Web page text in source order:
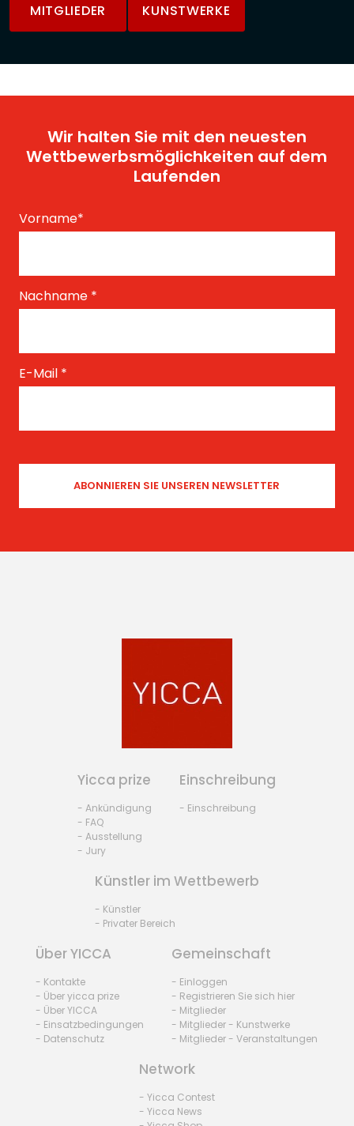
MITGLIEDER KUNSTWERKE
Wir halten Sie mit den neuesten
Wettbewerbsmöglichkeiten auf dem
Laufenden
Vorname*
Nachname *
E-Mail *
Yicca prize
- Ankündigung
- FAQ
- Ausstellung
- Jury
Einschreibung
- Einschreibung
Künstler im Wettbewerb
- Künstler
- Privater Bereich
Über YICCA
- Kontakte
- Über yicca prize
- Über YICCA
- Einsatzbedingungen
- Datenschutz
Gemeinschaft
- Einloggen
- Registrieren Sie sich hier
- Mitglieder
- Mitglieder - Kunstwerke
- Mitglieder - Veranstaltungen
Network
- Yicca Contest
- Yicca News